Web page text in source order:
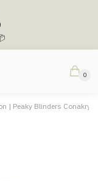
0
| Peaky Blinders Conakry